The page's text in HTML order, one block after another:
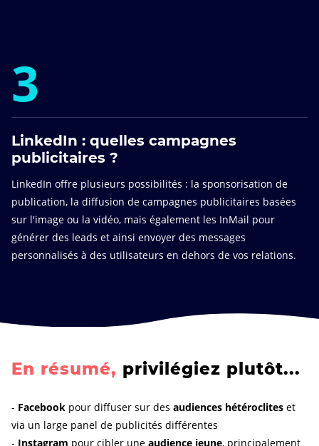
3
LinkedIn : quelles campagnes
publicitaires ?
LinkedIn offre plusieurs possibilités : la sponsorisation de
publication, la diffusion de campagnes publicitaires basées
sur l'image ou la vidéo, mais également les InMail pour
générer des leads et ainsi envoyer des messages
personnalisés à des utilisateurs en dehors de vos relations.
En résumé, privilégiez plutôt...
- Facebook pour diffuser sur des audiences hétéroclites et
via un large panel de publicités différentes
- Instagram pour cibler une audience jeune, principalement